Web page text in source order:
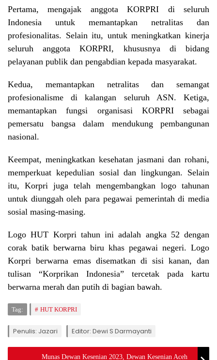
Pertama, mengajak anggota KORPRI di seluruh
Indonesia untuk memantapkan netralitas dan
profesionalitas. Selain itu, untuk meningkatkan kinerja
seluruh anggota KORPRI, khususnya di bidang
pelayanan publik dan pengabdian kepada masyarakat.
Kedua, memantapkan netralitas dan semangat
profesionalisme di kalangan seluruh ASN. Ketiga,
memantapkan fungsi organisasi KORPRI sebagai
pemersatu bangsa dalam mendukung pembangunan
nasional.
Keempat, meningkatkan kesehatan jasmani dan rohani,
memperkuat kepedulian sosial dan lingkungan. Selain
itu, Korpri juga telah mengembangkan logo tahunan
untuk diunggah oleh para pegawai pemerintah di media
sosial masing-masing.
Logo HUT Korpri tahun ini adalah angka 52 dengan
corak batik berwarna biru khas pegawai negeri. Logo
Korpri berwarna emas disematkan di sisi kanan, dan
tulisan “Korprikan Indonesia” tercetak pada kartu
berwarna merah dan putih di bagian bawah.
Tag: HUT KORPRI
Penulis: Jazari Editor: Dewi S Darmayanti
Munas Dewan Kesenian 2023, Dewan Kesenian Aceh